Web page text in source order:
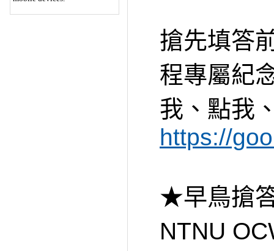
搶先填答
程專屬紀
我、點我
https://
★早鳥搶
NTNU